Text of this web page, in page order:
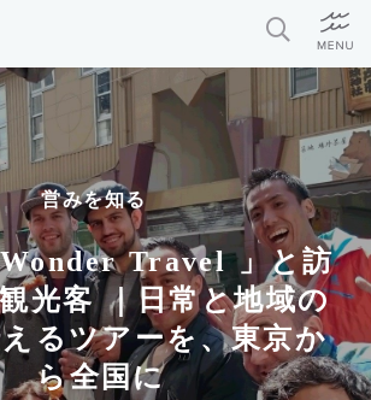
営みを知る
Travel 」と訪
光客 ｜日常と地域の
るツアーを、東京か
ら全国に
特集
新着記事
今月の編集部おすすめ
探求者
灯台もと暮らしとは？